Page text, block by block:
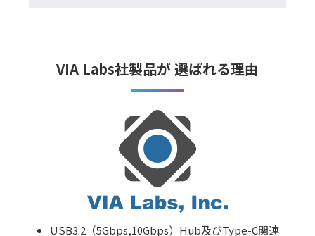
VIA Labs社製品が 選ばれる理由
USB3.2（5Gbps,10Gbps）Hub及びType-C関連